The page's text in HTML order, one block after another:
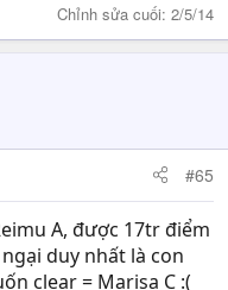
Chỉnh sửa cuối: 2/5/14
#65
A, được 17tr điểm
duy nhất là con
clear = Marisa C :(